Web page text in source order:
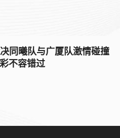
同曦队与广厦队激情碰撞
不容错过